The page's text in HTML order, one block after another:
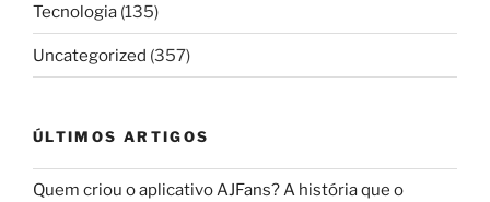
Tecnologia (135)
Uncategorized (357)
ÚLTIMOS ARTIGOS
Quem criou o aplicativo AJFans? A história que o